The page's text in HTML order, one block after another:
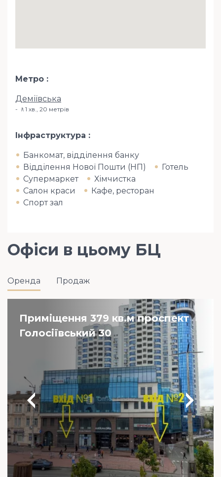
Метро
Деміївська
🚶1 хв​., 20 метрів
Інфраструктура
Банкомат, відділення банку
Відділення Нової Пошти (НП)
Готель
Супермаркет
Хімчистка
Салон краси
Кафе, ресторан
Спорт зал
Офіси в цьому БЦ
Оренда Продаж
Приміщення 379 кв.м проспект
Голосіївський 30